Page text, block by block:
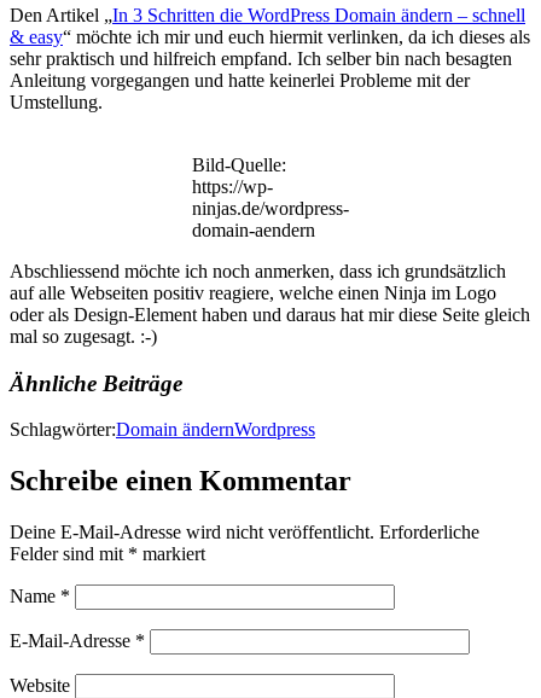
Den Artikel „In 3 Schritten die WordPress Domain ändern – schnell
& easy“ möchte ich mir und euch hiermit verlinken, da ich dieses als
sehr praktisch und hilfreich empfand. Ich selber bin nach besagten
Anleitung vorgegangen und hatte keinerlei Probleme mit der
Umstellung.
Bild-Quelle:
https://wp-
ninjas.de/wordpress-
domain-aendern
Abschliessend möchte ich noch anmerken, dass ich grundsätzlich
auf alle Webseiten positiv reagiere, welche einen Ninja im Logo
oder als Design-Element haben und daraus hat mir diese Seite gleich
mal so zugesagt. :-)
Ähnliche Beiträge
Schlagwörter:Domain ändernWordpress
Schreibe einen Kommentar
Deine E-Mail-Adresse wird nicht veröffentlicht. Erforderliche
Felder sind mit * markiert
Name *
E-Mail-Adresse *
Website